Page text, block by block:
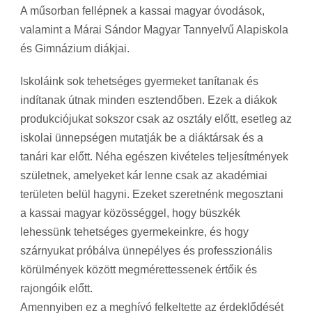
A műsorban fellépnek a kassai magyar óvodások,
valamint a Márai Sándor Magyar Tannyelvű Alapiskola
és Gimnázium diákjai.
Iskoláink sok tehetséges gyermeket tanítanak és
indítanak útnak minden esztendőben. Ezek a diákok
produkciójukat sokszor csak az osztály előtt, esetleg az
iskolai ünnepségen mutatják be a diáktársak és a
tanári kar előtt. Néha egészen kivételes teljesítmények
születnek, amelyeket kár lenne csak az akadémiai
területen belül hagyni. Ezeket szeretnénk megosztani
a kassai magyar közösséggel, hogy büszkék
lehessünk tehetséges gyermekeinkre, és hogy
szárnyukat próbálva ünnepélyes és professzionális
körülmények között megmérettessenek értőik és
rajongóik előtt.
Amennyiben ez a meghívó felkeltette az érdeklődését